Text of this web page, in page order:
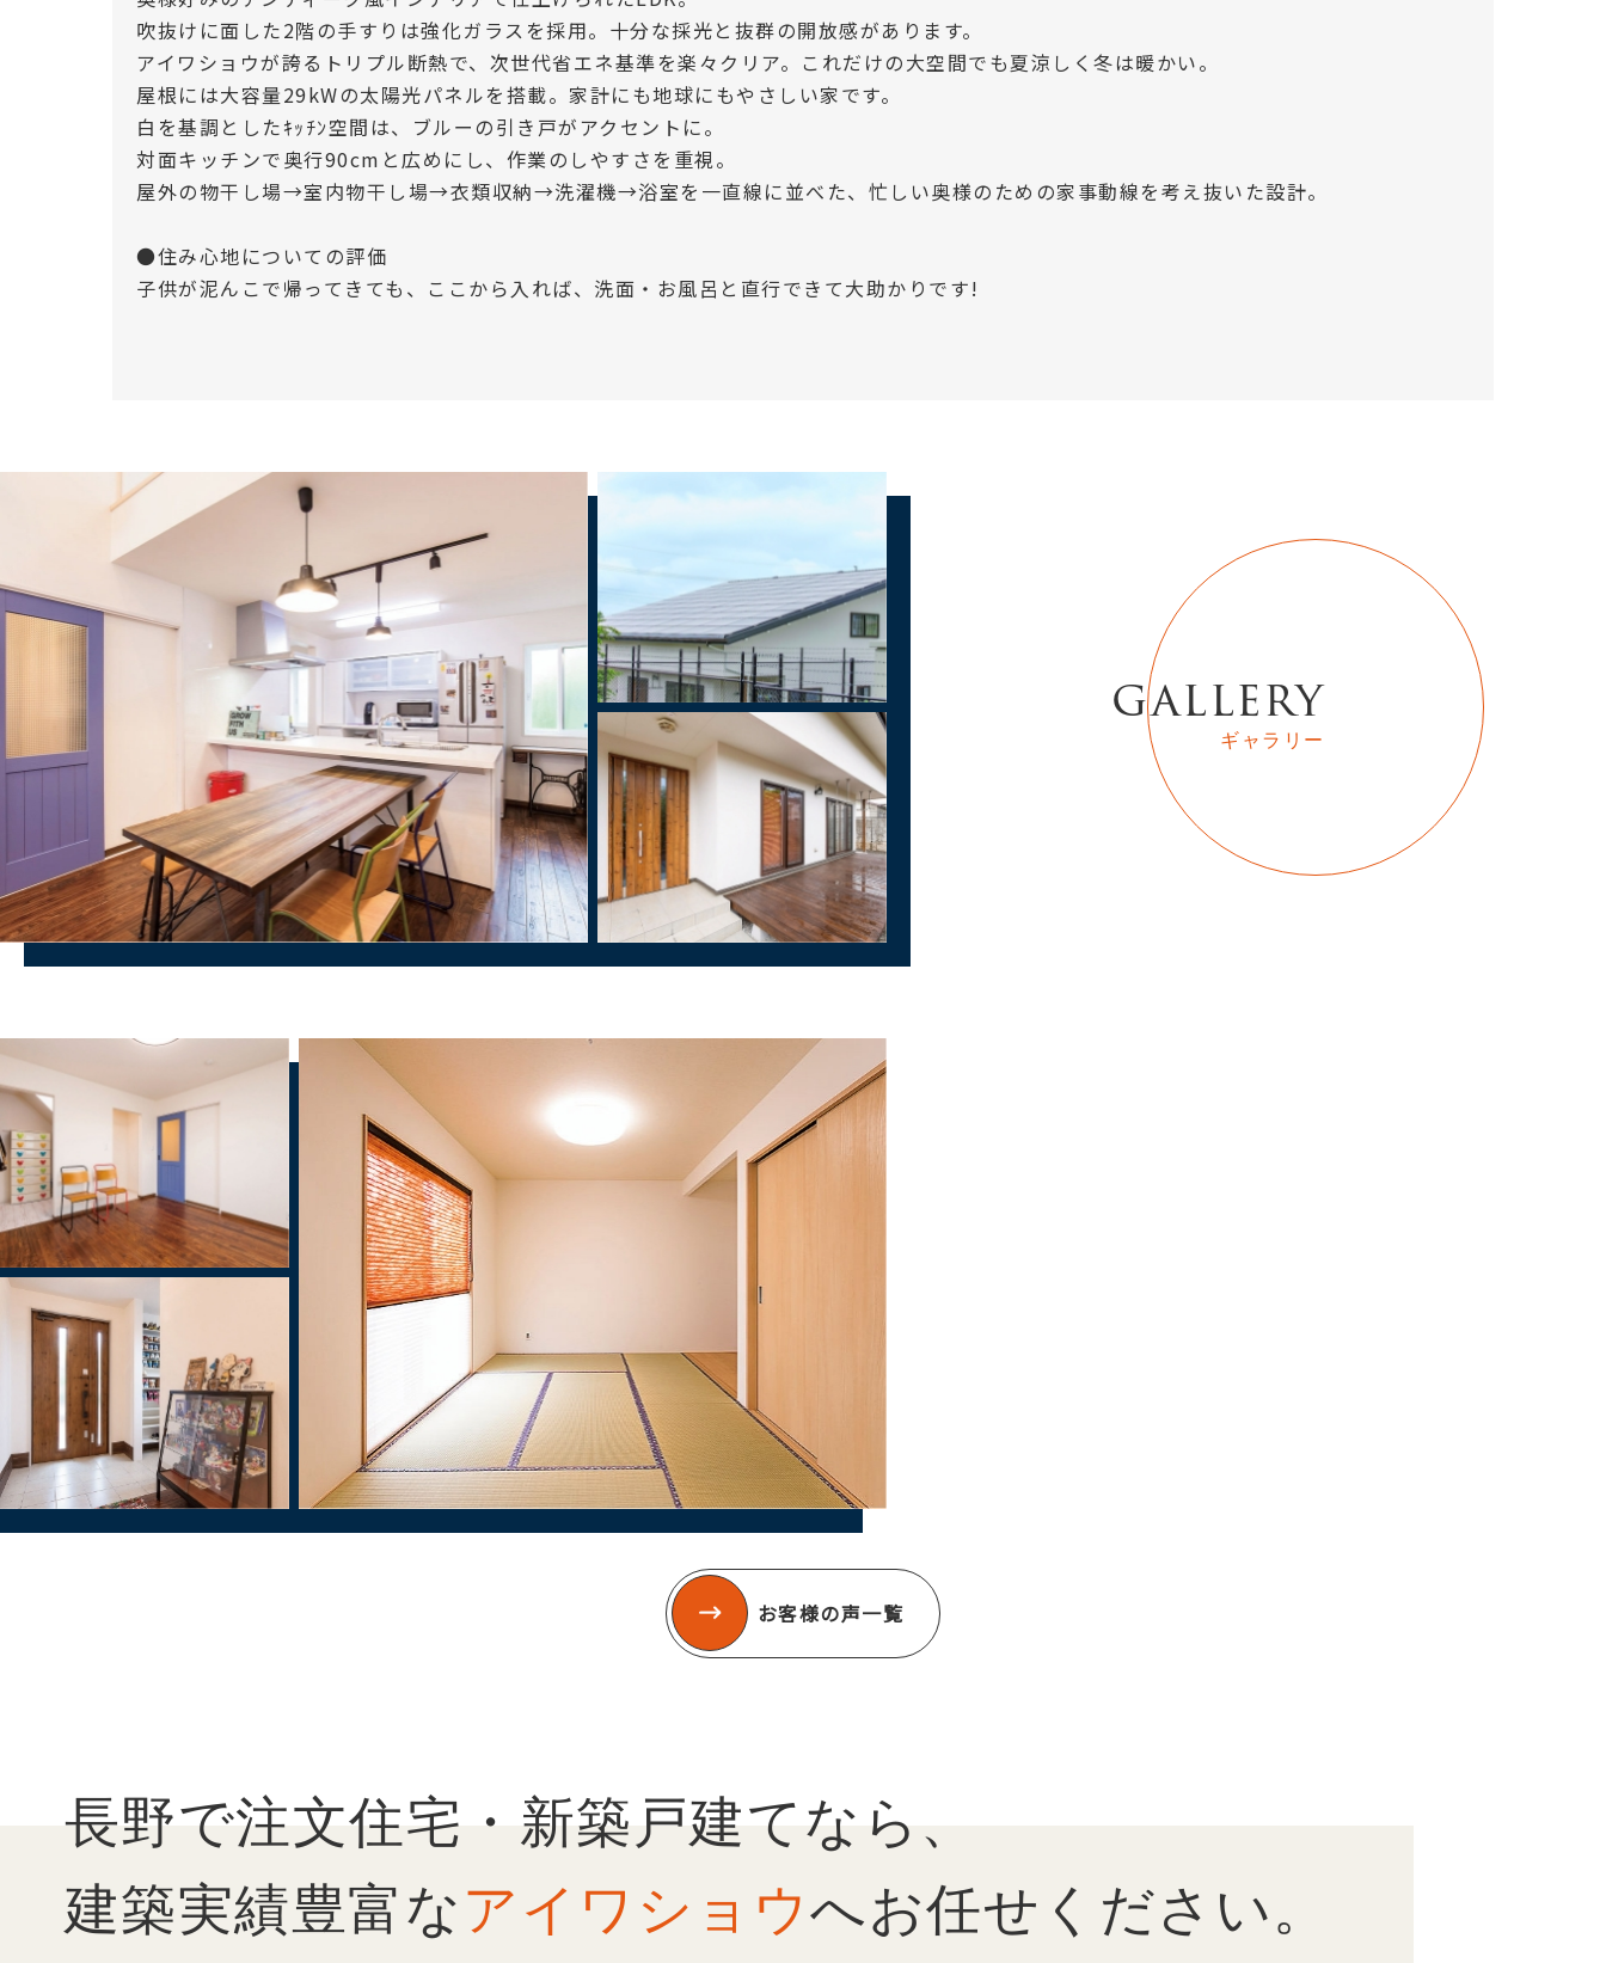
吹抜けに面した2階の手すりは強化ガラスを採用。十分な採光と抜群の開放感があります。
アイワショウが誇るトリプル断熱で、次世代省エネ基準を楽々クリア。これだけの大空間でも夏涼しく冬は暖かい。
屋根には大容量29kWの太陽光パネルを搭載。家計にも地球にもやさしい家です。
白を基調としたｷｯﾁﾝ空間は、ブルーの引き戸がアクセントに。
対面キッチンで奥行90cmと広めにし、作業のしやすさを重視。
屋外の物干し場→室内物干し場→衣類収納→洗濯機→浴室を一直線に並べた、忙しい奥様のための家事動線を考え抜いた設計。
●住み心地についての評価
子供が泥んこで帰ってきても、ここから入れば、洗面・お風呂と直行できて大助かりです!
gallery
ギャラリー
お客様の声一覧
長野で注文住宅・新築戸建てなら、
建築実績豊富なアイワショウへお任せください。